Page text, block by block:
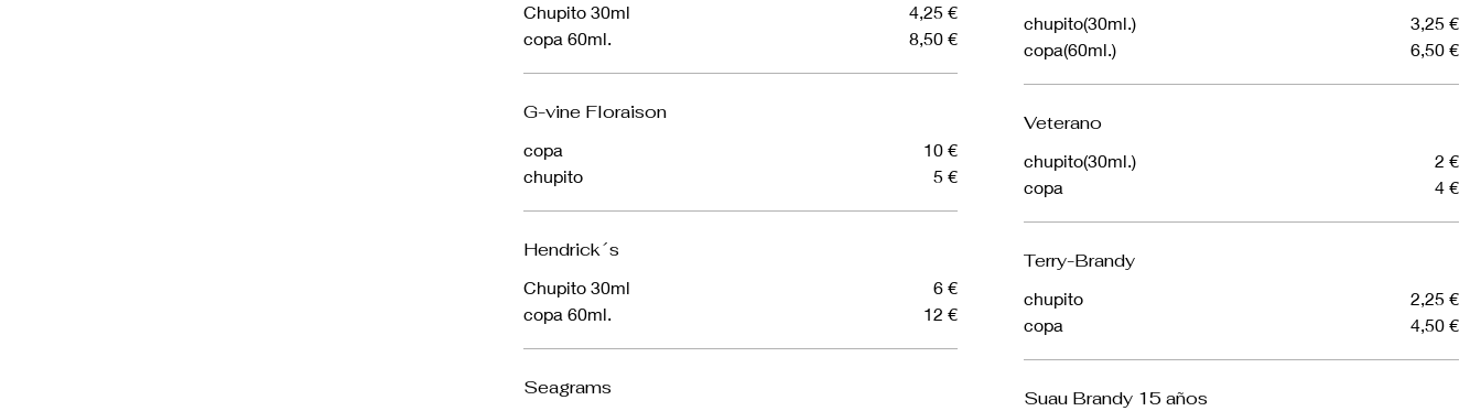
Chupito 30ml
4,25 €
copa 60ml.
8,50 €
G-vine Floraison
copa
10 €
chupito
5 €
Hendrick´s
Chupito 30ml
6 €
copa 60ml.
12 €
Seagrams
chupito(30ml.)
3,25 €
copa(60ml.)
6,50 €
Veterano
chupito(30ml.)
2 €
copa
4 €
Terry-Brandy
chupito
2,25 €
copa
4,50 €
Suau Brandy 15 años